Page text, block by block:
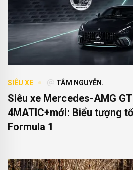
SIÊU XE TÂM NGUYỄN.
Siêu xe Mercedes-AMG GT
4MATIC+mới: Biểu tượng